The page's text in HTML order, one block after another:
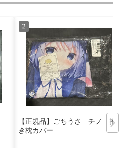
【正規品】ごちうさ チノ 抱
き枕カバー